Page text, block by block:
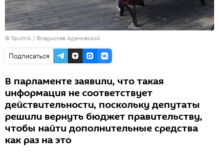
© Sputnik / Владислав Адамовский
Подписаться
В парламенте заявили, что такая
информация не соответствует
действительности, поскольку депутаты
решили вернуть бюджет правительству,
чтобы найти дополнительные средства
как раз на это